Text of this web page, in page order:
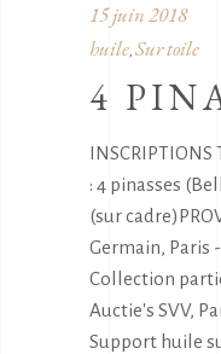
15 juin 2018
huile, Sur toile
4
: 4 pinasses
(sur
Germain, Paris
Collection
Auctie's SVV,
Support huile